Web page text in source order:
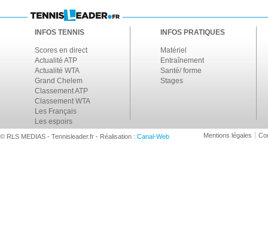
INFOS TENNIS
Scores en direct
Actualité ATP
Actualité WTA
Grand Chelem
Classement ATP
Classement WTA
Les Français
Les espoirs
INFOS PRATIQUES
Matériel
Entraînement
Santé/ forme
Stages
© RLS MEDIAS - Tennisleader.fr - Réalisation : Canal-Web Mentions légales